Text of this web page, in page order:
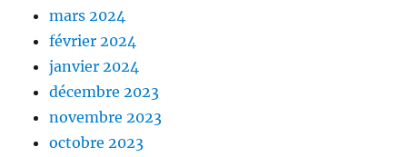
mars 2024
février 2024
janvier 2024
décembre 2023
novembre 2023
octobre 2023